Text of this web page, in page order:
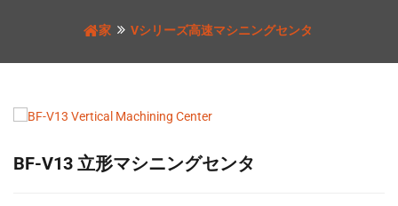
家 Vシリーズ高速マシニングセンタ
BF-V13 立形マシニングセンタ